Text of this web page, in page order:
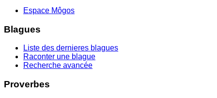
Espace Môgos
Blagues
Liste des dernieres blagues
Raconter une blague
Recherche avancée
Proverbes